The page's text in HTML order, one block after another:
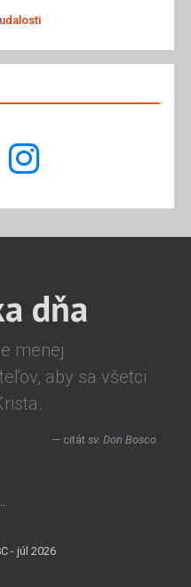
dňa
menej
aby sa všetci
citát sv. Don Bosco
- júl 2026